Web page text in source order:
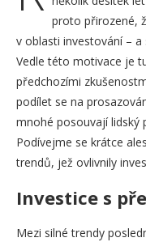
proto přirozené,
v oblasti investování –
Vedle této motivace je
předchozími
podílet se na
mnohé posouvají lidský
Podívejme se krátce
trendů, jež ovlivnily
Investice s
Mezi silné trendy